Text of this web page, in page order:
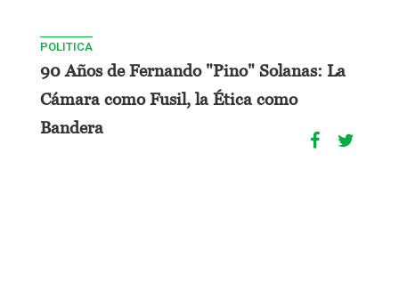
POLITICA
90 Años de Fernando "Pino" Solanas: La
Cámara como Fusil, la Ética como
Bandera